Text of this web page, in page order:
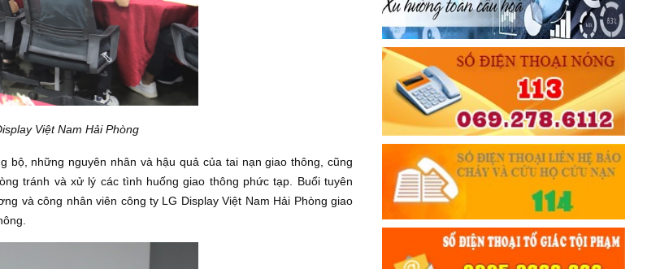
Việt Nam Hải Phòng
những nguyên nhân và hậu quả của tai nạn giao thông, cũng
tránh và xử lý các tình huống giao thông phức tạp. Buổi tuyên
và công nhân viên công ty LG Display Việt Nam Hải Phòng giao
Đối với nhân dân, phải
KÍNH TRỌNG LỄ PHÉP
Đối với công việc, phải
TẬN TỤY
Đối với địch, phải
CƯƠNG QUYẾT, KHÔN KHÉO
Trích thư Chủ tịch Hồ Chí Minh
gửi Công an Khu XII,
ngày 11 tháng 3 năm 1948.